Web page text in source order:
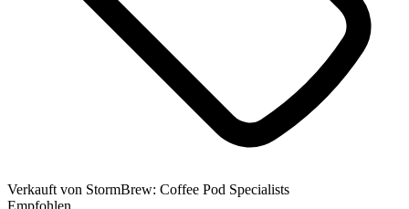
Verkauft von StormBrew: Coffee Pod Specialists
Empfohlen